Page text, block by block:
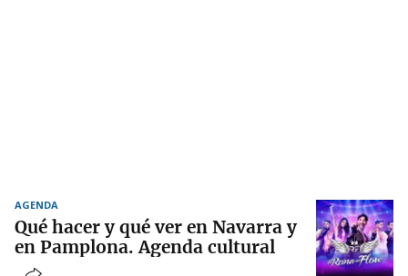
AGENDA
Qué hacer y qué ver en Navarra y
en Pamplona. Agenda cultural